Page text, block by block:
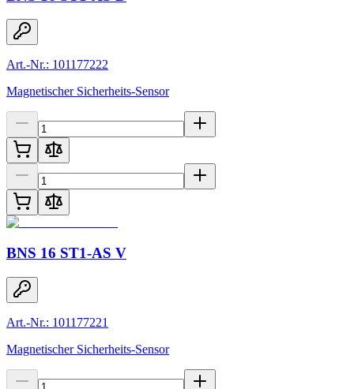
Art.-Nr.: 101177222
Magnetischer Sicherheits-Sensor
BNS 16 ST1-AS V
Art.-Nr.: 101177221
Magnetischer Sicherheits-Sensor